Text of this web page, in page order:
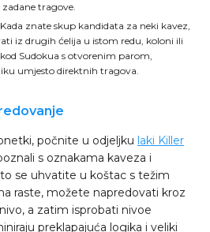
tragove.
znate skup kandidata za neki kavez,
iz drugih ćelija u istom redu, koloni ili
Sudokua s otvorenim parom,
umjesto direktnih tragova.
počnite u odjeljku laki Killer
s oznakama kaveza i
se uhvatite u koštac s težim
raste, možete napredovati kroz
a zatim isprobati nivoe
preklapajuća logika i veliki